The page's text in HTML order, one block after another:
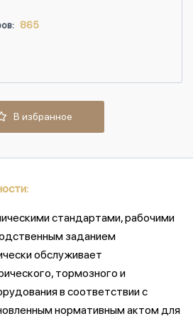
865
В избранное
стандартами, рабочими
заданием
обслуживает
тормозного и
в соответствии с
нормативным актом для